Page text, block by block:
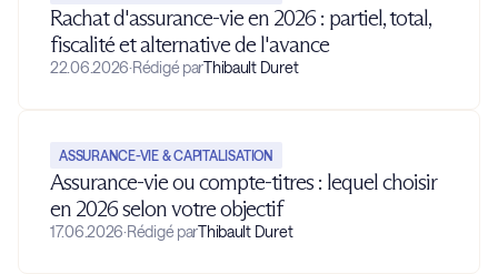
Rachat d'assurance-vie en 2026 : partiel, total,
fiscalité et alternative de l'avance
22.06.2026·Rédigé parThibault Duret
ASSURANCE-VIE & CAPITALISATION
Assurance-vie ou compte-titres : lequel choisir
en 2026 selon votre objectif
17.06.2026·Rédigé parThibault Duret